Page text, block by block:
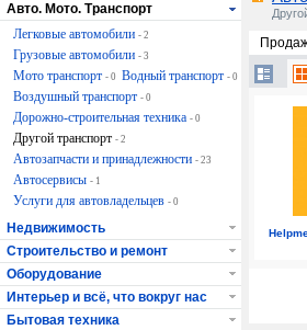
Авто. Мото. Транспорт
Легковые автомобили - 2
Грузовые автомобили - 3
Мото транспорт - 0 Водный транспорт - 0
Воздушный транспорт - 0
Дорожно-строительная техника - 0
Другой транспорт - 2
Автозапчасти и принадлежности - 23
Автосервисы - 1
Услуги для автовладельцев - 0
Недвижимость
Строительство и ремонт
Оборудование
Интерьер и всё, что вокруг нас
Бытовая техника